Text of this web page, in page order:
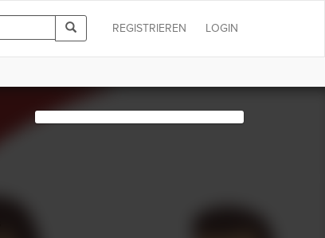
LOGIN
REGISTRIEREN